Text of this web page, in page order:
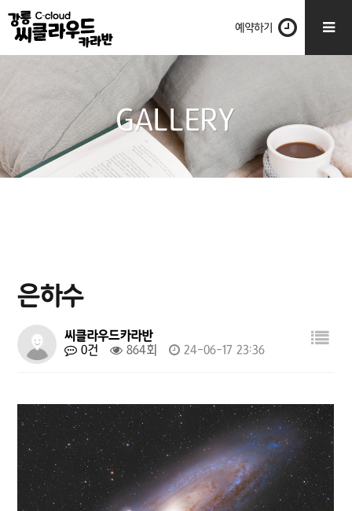
예약하기
GALLERY
은하수
씨클라우드카라반
0건
864회 24-06-17 23:36